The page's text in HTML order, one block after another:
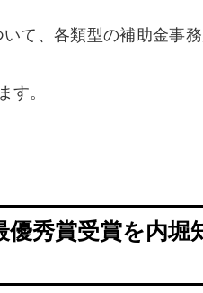
て、各類型の補助金事
す。
優秀賞受賞を内堀